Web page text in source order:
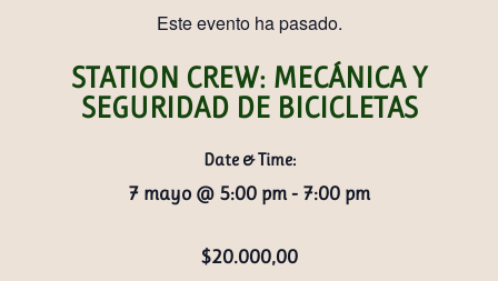
Este evento ha pasado.
STATION CREW: MECÁNICA Y
SEGURIDAD DE BICICLETAS
Date & Time:
7 mayo @ 5:00 pm - 7:00 pm
$20.000,00